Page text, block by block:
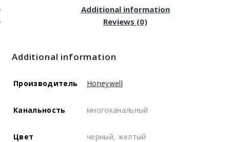
Additional information
Reviews (0)
Additional information
Производитель Honeywell
Канальность многоканальный
Цвет черный, желтый